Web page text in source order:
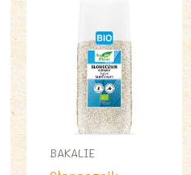
BAKALIE